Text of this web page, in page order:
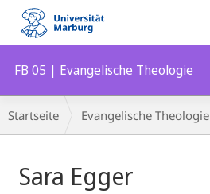
Mobile-
Navigation
FB 05 | Evangelische Theologie
Breadcrumb-
Navigation
Startseite Evangelische Theologie
Sara Egger